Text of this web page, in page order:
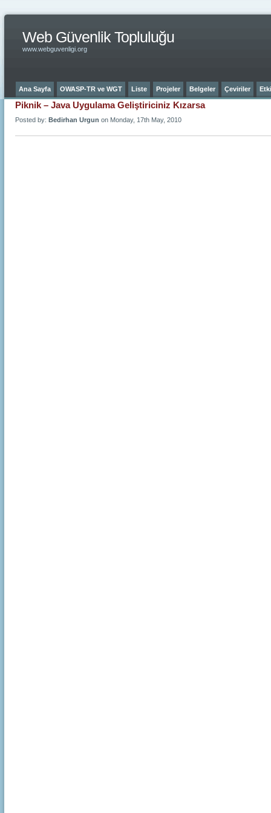
Web Güvenlik Topluluğu
www.webguvenligi.org
Ana Sayfa OWASP-TR ve WGT Liste Projeler Belgeler Çeviriler
Piknik – Java Uygulama Geliştiriciniz Kızarsa
Posted by: Bedirhan Urgun on Monday, 17th May, 2010